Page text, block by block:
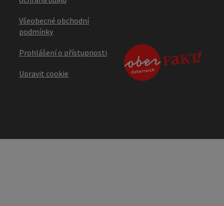
Všeobecné obchodní
podmínky
Prohlášení o přístupnosti
Upravit cookie